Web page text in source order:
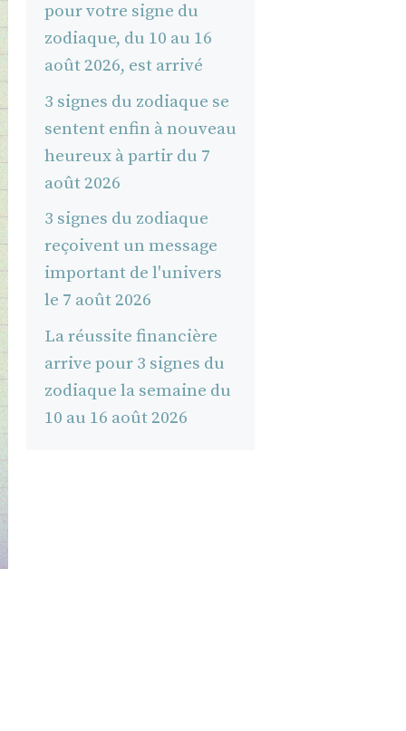
pour votre signe du
zodiaque, du 10 au 16
août 2026, est arrivé
3 signes du zodiaque se
sentent enfin à nouveau
heureux à partir du 7
août 2026
3 signes du zodiaque
reçoivent un message
important de l'univers
le 7 août 2026
La réussite financière
arrive pour 3 signes du
zodiaque la semaine du
10 au 16 août 2026